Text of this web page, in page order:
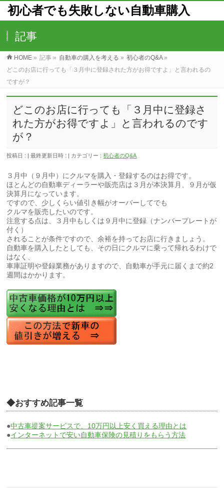
初心者でも失敗しない自動車購入
記事
HOME » 記事 » 自動車の購入を考える » 初心者のQ&A»
どこのお店に行っても「３月中に登録された方がお得ですよ」と言われるの
ですが？
どこのお店に行っても「３月中に登録さ
れた方がお得ですよ」と言われるのです
が？
投稿日 : 最終更新日時 : カテゴリー :初心者のQ&A
３月中（９月中）にクルマを購入・登録するのはお得です。
ほとんどの自動車ディーラーや販売店は３月が本決算月、９月が仮
決算月になっています。
ですので、少しくらい値引き幅がオーバーしてでも
クルマを販売したいのです。
注意する点は、３月中もしくは９月中に登録（ナンバープレートが
付く）
されることが条件ですので、余裕を持ってお店に行きましょう。
自動車を購入したとしても、その日にクルマに乗って帰れるわけで
はなく、
車庫証明や登録業務がありますので、自動車が手元に届くまで約2
週間はかかります。
◆おすすめ記事一覧
●中古車提案サービスで、10万円以上安く買える理由とは
●インターネットで安い自動車保険の見積りをもらう方法